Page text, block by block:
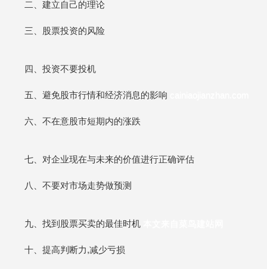
二、建立自己的理论
三、股票投资的风险
四、投资不要投机
五、避免股市行情和经济消息的影响
六、不在意股市短期内的涨跌
七、对企业现在与未来的价值进行正确评估
八、不要对市场走势做预测
九、找到股票买卖的最佳时机
十、提高判断力,减少亏损